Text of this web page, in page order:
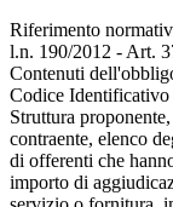
Riferimento
l.n. 190/2012 - Art.
Contenuti
Codice
Struttura
contraente, elenco
di offerenti che
importo di